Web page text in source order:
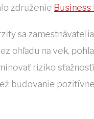
združenie Business
sa
ohľadu na vek,
riziko
budovanie